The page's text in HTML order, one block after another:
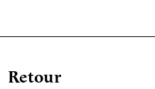
Retour